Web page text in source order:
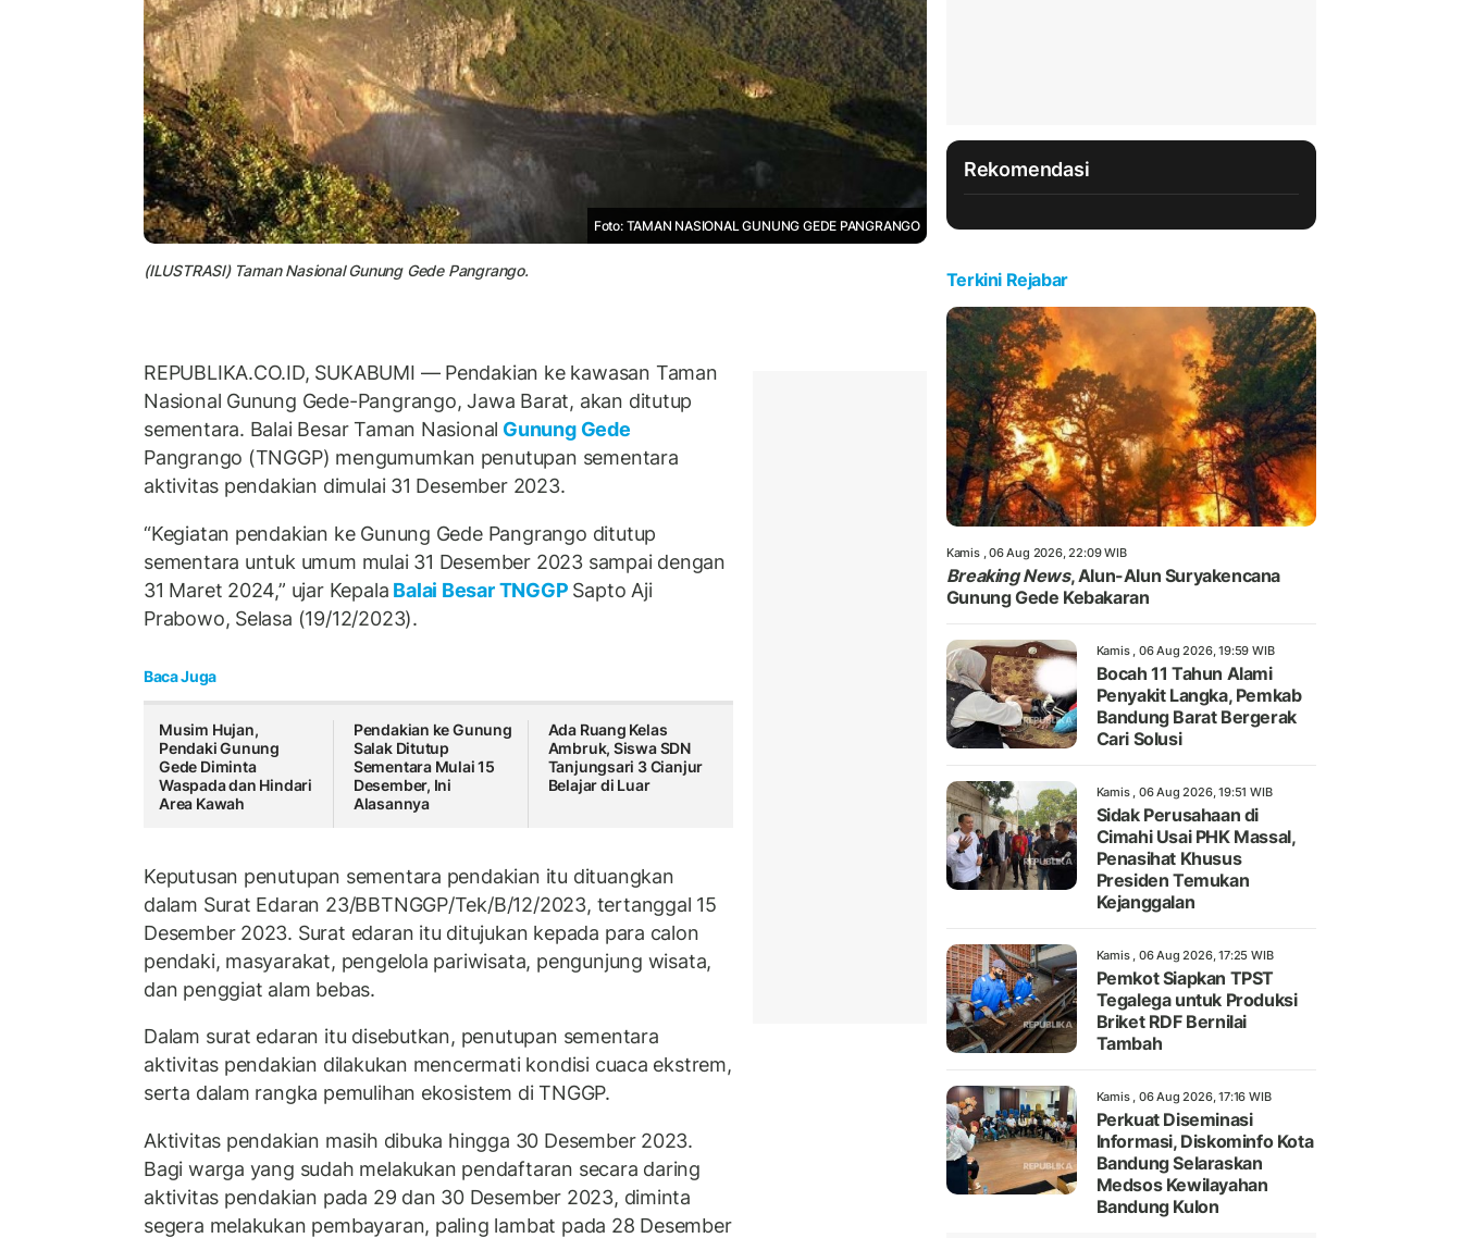
Foto: TAMAN NASIONAL GUNUNG GEDE PANGRANGO
(ILUSTRASI) Taman Nasional Gunung Gede Pangrango.
REPUBLIKA.CO.ID, SUKABUMI — Pendakian ke kawasan Taman
Nasional Gunung Gede-Pangrango, Jawa Barat, akan ditutup
sementara. Balai Besar Taman Nasional Gunung Gede
Pangrango (TNGGP) mengumumkan penutupan sementara
aktivitas pendakian dimulai 31 Desember 2023.
“Kegiatan pendakian ke Gunung Gede Pangrango ditutup
sementara untuk umum mulai 31 Desember 2023 sampai dengan
31 Maret 2024,” ujar Kepala Balai Besar TNGGP Sapto Aji
Prabowo, Selasa (19/12/2023).
Baca Juga
Musim Hujan,
Pendaki Gunung
Gede Diminta
Waspada dan Hindari
Area Kawah
Pendakian ke Gunung
Salak Ditutup
Sementara Mulai 15
Desember, Ini
Alasannya
Ada Ruang Kelas
Ambruk, Siswa SDN
Tanjungsari 3 Cianjur
Belajar di Luar
Keputusan penutupan sementara pendakian itu dituangkan
dalam Surat Edaran 23/BBTNGGP/Tek/B/12/2023, tertanggal 15
Desember 2023. Surat edaran itu ditujukan kepada para calon
pendaki, masyarakat, pengelola pariwisata, pengunjung wisata,
dan penggiat alam bebas.
Dalam surat edaran itu disebutkan, penutupan sementara
aktivitas pendakian dilakukan mencermati kondisi cuaca ekstrem,
serta dalam rangka pemulihan ekosistem di TNGGP.
Aktivitas pendakian masih dibuka hingga 30 Desember 2023.
Bagi warga yang sudah melakukan pendaftaran secara daring
aktivitas pendakian pada 29 dan 30 Desember 2023, diminta
segera melakukan pembayaran, paling lambat pada 28 Desember
Rekomendasi
Terkini Rejabar
Kamis , 06 Aug 2026, 22:09 WIB
Breaking News, Alun-Alun Suryakencana
Gunung Gede Kebakaran
Kamis , 06 Aug 2026, 19:59 WIB
Bocah 11 Tahun Alami
Penyakit Langka, Pemkab
Bandung Barat Bergerak
Cari Solusi
Kamis , 06 Aug 2026, 19:51 WIB
Sidak Perusahaan di
Cimahi Usai PHK Massal,
Penasihat Khusus
Presiden Temukan
Kejanggalan
Kamis , 06 Aug 2026, 17:25 WIB
Pemkot Siapkan TPST
Tegalega untuk Produksi
Briket RDF Bernilai
Tambah
Kamis , 06 Aug 2026, 17:16 WIB
Perkuat Diseminasi
Informasi, Diskominfo Kota
Bandung Selaraskan
Medsos Kewilayahan
Bandung Kulon